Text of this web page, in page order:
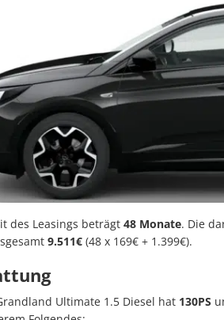
des Leasings beträgt 48 Monate. Die
9.511€ (48 x 169€ + 1.399€).
Ultimate 1.5 Diesel hat 130PS